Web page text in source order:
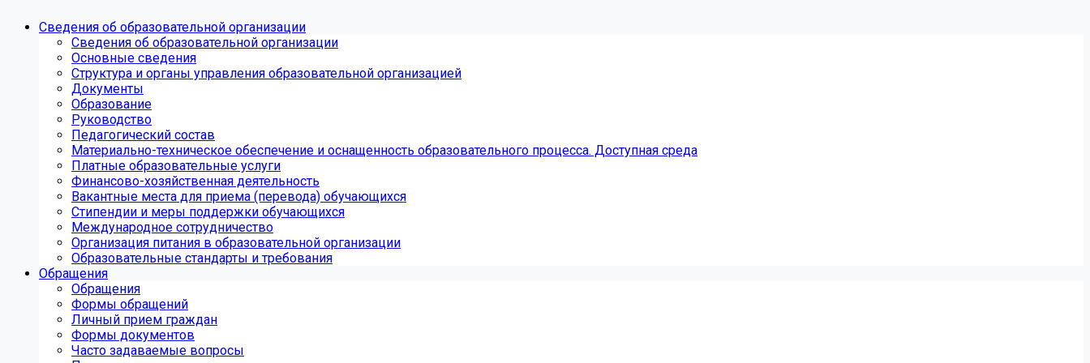
Сведения об образовательной организации
Сведения об образовательной организации
Основные сведения
Структура и органы управления образовательной организацией
Документы
Образование
Руководство
Педагогический состав
Материально-техническое обеспечение и оснащенность образовательного процесса. Доступная среда
Платные образовательные услуги
Финансово-хозяйственная деятельность
Вакантные места для приема (перевода) обучающихся
Стипендии и меры поддержки обучающихся
Международное сотрудничество
Организация питания в образовательной организации
Образовательные стандарты и требования
Обращения
Обращения
Формы обращений
Личный прием граждан
Формы документов
Часто задаваемые вопросы